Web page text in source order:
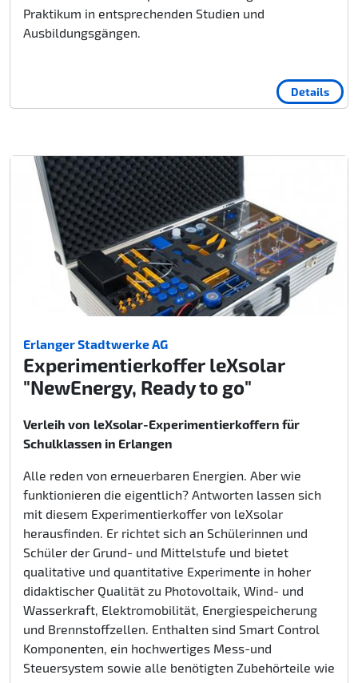
Praktikum in entsprechenden Studien und
Ausbildungsgängen.
Details
Erlanger Stadtwerke AG
Experimentierkoffer leXsolar
"NewEnergy, Ready to go"
Verleih von leXsolar-Experimentierkoffern für
Schulklassen in Erlangen
Alle reden von erneuerbaren Energien. Aber wie
funktionieren die eigentlich? Antworten lassen sich
mit diesem Experimentierkoffer von leXsolar
herausfinden. Er richtet sich an Schülerinnen und
Schüler der Grund- und Mittelstufe und bietet
qualitative und quantitative Experimente in hoher
didaktischer Qualität zu Photovoltaik, Wind- und
Wasserkraft, Elektromobilität, Energiespeicherung
und Brennstoffzellen. Enthalten sind Smart Control
Komponenten, ein hochwertiges Mess-und
Steuersystem sowie alle benötigten Zubehörteile wie